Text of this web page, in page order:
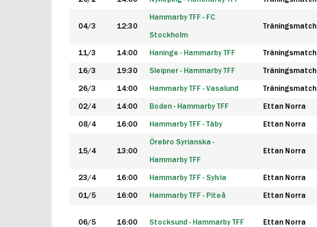
04/3 12:30
Hammarby TFF - FC
Stockholm
Träningsmatch
11/3 14:00 Haninge - Hammarby TFF Träningsmatch
16/3 19:30 Sleipner - Hammarby TFF Träningsmatch
26/3 14:00 Hammarby TFF - Vasalund Träningsmatch
02/4 14:00 Boden - Hammarby TFF Ettan Norra
08/4 16:00 Hammarby TFF - Täby Ettan Norra
15/4 13:00
Örebro Syrianska -
Hammarby TFF
Ettan Norra
23/4 16:00 Hammarby TFF - Sylvia Ettan Norra
01/5 16:00 Hammarby TFF - Piteå Ettan Norra
06/5 16:00 Stocksund - Hammarby TFF Ettan Norra